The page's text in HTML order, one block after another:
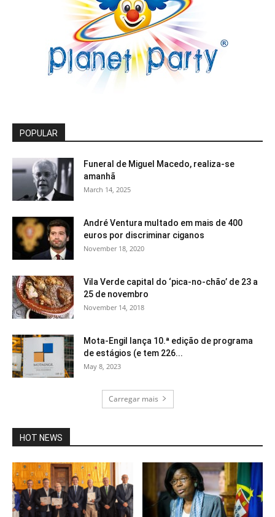
POPULAR
Funeral de Miguel Macedo, realiza-se
amanhã
March 14, 2025
André Ventura multado em mais de 400
euros por discriminar ciganos
November 18, 2020
Vila Verde capital do ‘pica-no-chão’ de 23 a
25 de novembro
November 14, 2018
Mota-Engil lança 10.ª edição de programa
de estágios (e tem 226...
May 8, 2023
Carregar mais
HOT NEWS